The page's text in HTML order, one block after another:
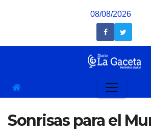
08/08/2026
Sonrisas para el